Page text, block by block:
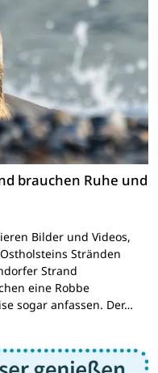
brauchen Ruhe und
Bilder und Videos,
Stränden
Strand
eine Robbe
sogar anfassen. Der…